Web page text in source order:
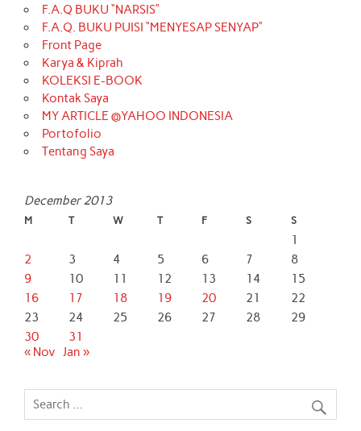
F.A.Q BUKU “NARSIS”
F.A.Q. BUKU PUISI “MENYESAP SENYAP”
Front Page
Karya & Kiprah
KOLEKSI E-BOOK
Kontak Saya
MY ARTICLE @YAHOO INDONESIA
Portofolio
Tentang Saya
December 2013
M T W T F S S
1
2
3 4 5 6 7
8
9
10 11 12 13 14
15
16
17 18 19 20 21
22
23
24 25 26 27 28
29
30
31
« Nov Jan »